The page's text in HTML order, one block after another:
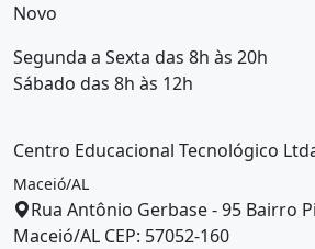
Novo
Segunda a Sexta das 8h às 20h
Sábado das 8h às 12h
Centro Educacional Tecnológico
Maceió/AL
Rua Antônio Gerbase - 95 Bairro
Maceió/AL CEP: 57052-160